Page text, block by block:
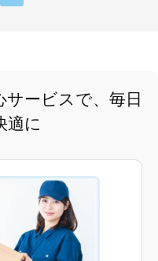
ービスで、毎日
適に